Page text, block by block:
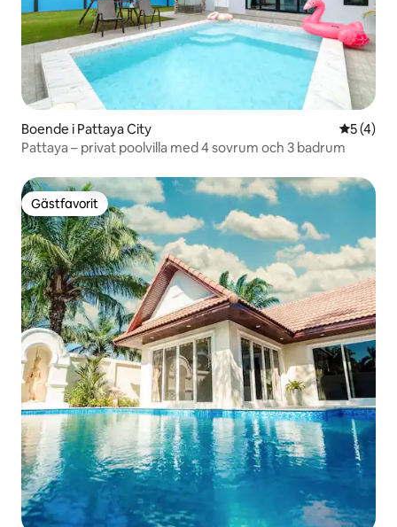
Boende i Pattaya City 5 av 5 i
5 (4)
Pattaya – privat poolvilla med 4 sovrum och 3 badrum
Gästfavorit
Gästfavorit